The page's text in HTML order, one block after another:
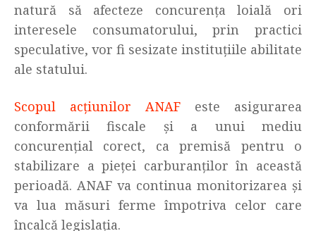
natură să afecteze concurența loială ori
interesele consumatorului, prin practici
speculative, vor fi sesizate instituțiile abilitate
ale statului.
Scopul acțiunilor ANAF este asigurarea
conformării fiscale și a unui mediu
concurențial corect, ca premisă pentru o
stabilizare a pieței carburanților în această
perioadă. ANAF va continua monitorizarea și
va lua măsuri ferme împotriva celor care
încalcă legislația.